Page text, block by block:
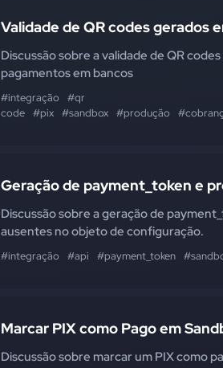
Validade de QR codes gerados
Discussão sobre a validade de QR
pagamentos em bancos
#integração
#qr
code #pix #sandbox #produção
Geração de payment_token e
Discussão sobre a geração de
ausentes no objeto de configuração.
#integração #api #payment_token
Marcar PIX como Pago em
Discussão sobre marcar um PIX como